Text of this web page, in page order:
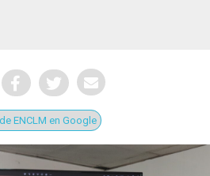
ENCLM en Google